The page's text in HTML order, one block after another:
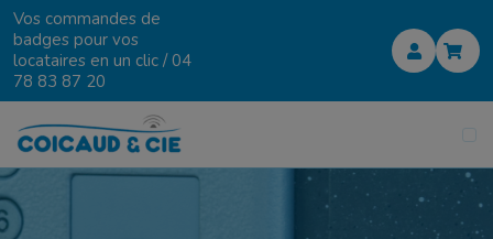
Vos commandes de
badges pour vos
locataires en un clic /04
78 83 87 20